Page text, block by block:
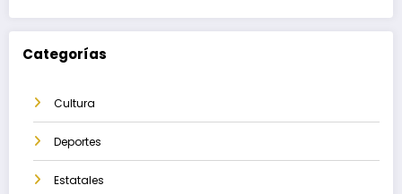
Categorías
Cultura
Deportes
Estatales